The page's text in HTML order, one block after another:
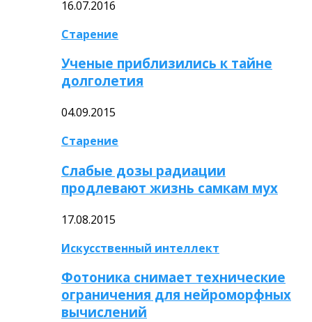
16.07.2016
Старение
Ученые приблизились к тайне
долголетия
04.09.2015
Старение
Слабые дозы радиации
продлевают жизнь самкам мух
17.08.2015
Искусственный интеллект
Фотоника снимает технические
ограничения для нейроморфных
вычислений